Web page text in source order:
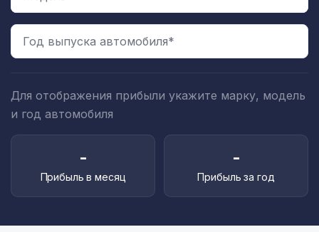
Год выпуска автомобиля*
Для отображения прибыли укажите марку, модель
и год автомобиля
-
Прибыль в месяц
-
Прибыль за год